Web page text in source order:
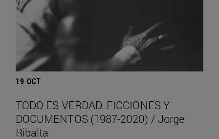
19 OCT
TODO ES VERDAD. FICCIONES Y
DOCUMENTOS (1987-2020) / Jorge
Ribalta